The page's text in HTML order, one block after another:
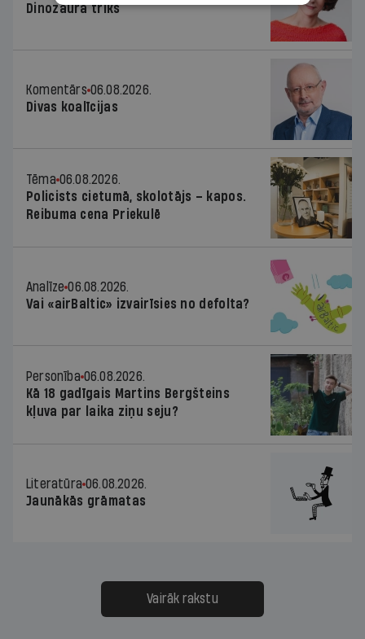
Dinozaura triks
Komentārs 06.08.2026.
Divas koalīcijas
Tēma 06.08.2026.
Policists cietumā, skolotājs – kapos.
Reibuma cena Priekulē
Analīze 06.08.2026.
Vai «airBaltic» izvairīsies no defolta?
Personība 06.08.2026.
Kā 18 gadīgais Martins Bergšteins
kļuva par laika ziņu seju?
Literatūra 06.08.2026.
Jaunākās grāmatas
Vairāk rakstu